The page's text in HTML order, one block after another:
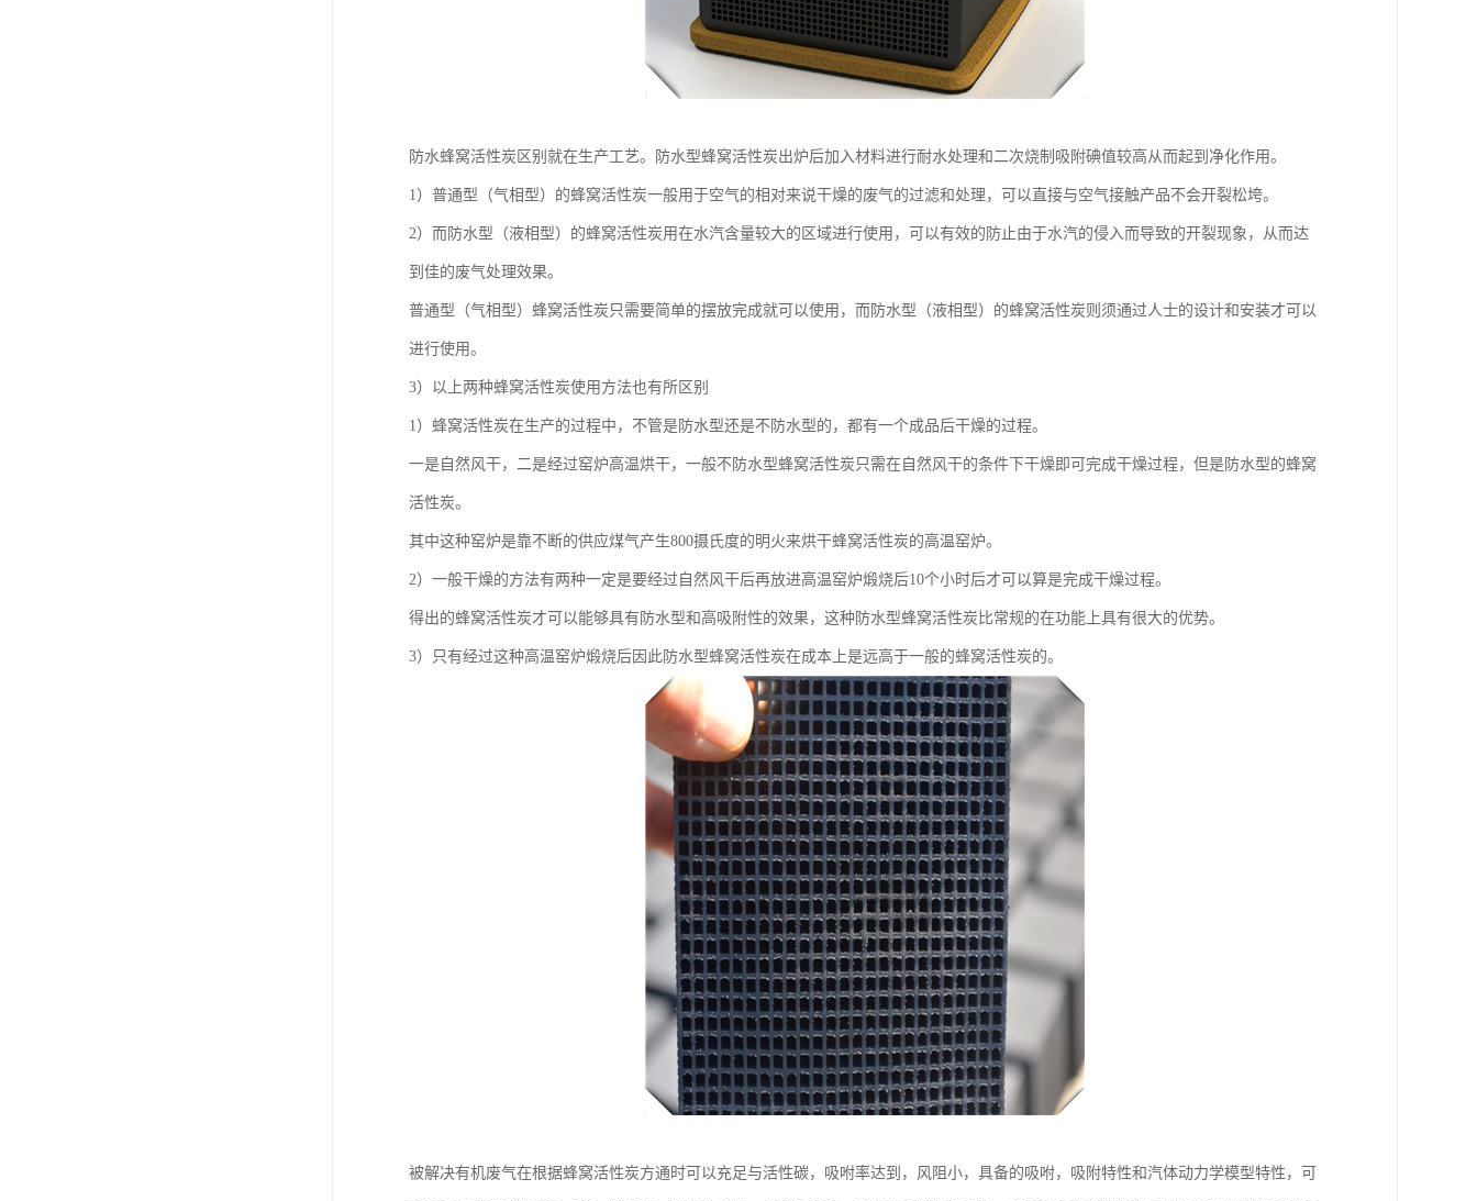
防水蜂窝活性炭区别就在生产工艺。防水型蜂窝活性炭出炉后加入材料进行耐水处理和二次烧制吸附碘值较高从而起到净化作用。
1）普通型（气相型）的蜂窝活性炭一般用于空气的相对来说干燥的废气的过滤和处理，可以直接与空气接触产品不会开裂松垮。
2）而防水型（液相型）的蜂窝活性炭用在水汽含量较大的区域进行使用，可以有效的防止由于水汽的侵入而导致的开裂现象，从而达
到佳的废气处理效果。
普通型（气相型）蜂窝活性炭只需要简单的摆放完成就可以使用，而防水型（液相型）的蜂窝活性炭则须通过人士的设计和安装才可以
进行使用。
3）以上两种蜂窝活性炭使用方法也有所区别
1）蜂窝活性炭在生产的过程中，不管是防水型还是不防水型的，都有一个成品后干燥的过程。
一是自然风干，二是经过窑炉高温烘干，一般不防水型蜂窝活性炭只需在自然风干的条件下干燥即可完成干燥过程，但是防水型的蜂窝
活性炭。
其中这种窑炉是靠不断的供应煤气产生800摄氏度的明火来烘干蜂窝活性炭的高温窑炉。
2）一般干燥的方法有两种一定是要经过自然风干后再放进高温窑炉煅烧后10个小时后才可以算是完成干燥过程。
得出的蜂窝活性炭才可以能够具有防水型和高吸附性的效果，这种防水型蜂窝活性炭比常规的在功能上具有很大的优势。
3）只有经过这种高温窑炉煅烧后因此防水型蜂窝活性炭在成本上是远高于一般的蜂窝活性炭的。
被解决有机废气在根据蜂窝活性炭方通时可以充足与活性碳，吸咐率达到，风阻小，具备的吸咐，吸附特性和汽体动力学模型特性，可